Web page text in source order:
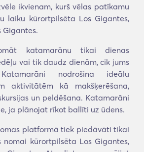
ikvienam, kurš vēlas patīkamu
laiku kūrortpilsēta Los Gigantes,
Gigantes.
katamarānu tikai dienas
vai tik daudz dienām, cik jums
Katamarāni nodrošina ideālu
aktivitātēm kā makšķerēšana,
un peldēšana. Katamarāni
ja plānojat rīkot ballīti uz ūdens.
platformā tiek piedāvāti tikai
kūrortpilsēta Los Gigantes,